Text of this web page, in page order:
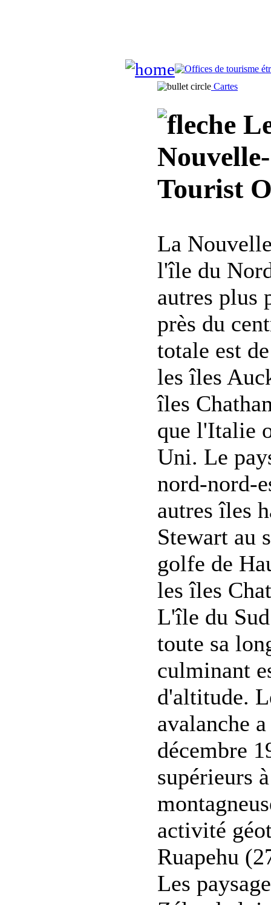
Cartes
Tourist
La
l'île du
autres plus
près du
totale est
les îles
îles
que l'Italie
Uni. Le
nord-nord-
autres îles
Stewart au
golfe de
les îles
L'île du
toute sa
culminant
d'altitude.
avalanche
décembre
supérieurs
activité
Ruapehu
Les